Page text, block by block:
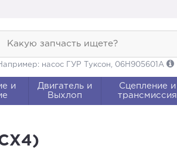
Какую запчасть ищете?
насос ГУР Туксон, 06H905601A
и
Двигатель и
Выхлоп
Сцепление и
трансмиссия
СХ4)